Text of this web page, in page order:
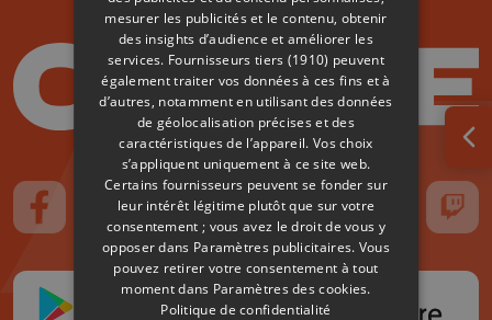
Suivez-nous sur FaceBook
Suivez-nous sur Instagram
Suivez-nous sur TikTokSuivez-nous sur YouTube
Suivez-nous
mesurer les publicités et le contenu, obtenir
des insights d’audience et améliorer les
services. Fournisseurs tiers (1910) peuvent
également traiter vos données à ces fins et à
d’autres, notamment en utilisant des données
de géolocalisation précises et des
caractéristiques de l’appareil. Vos choix
s’appliquent uniquement à ce site web.
Certains fournisseurs peuvent se fonder sur
leur intérêt légitime plutôt que sur votre
consentement ; vous avez le droit de vous y
opposer dans Paramètres publicitaires. Vous
pouvez retirer votre consentement à tout
moment dans Paramètres des cookies.
Politique de confidentialité